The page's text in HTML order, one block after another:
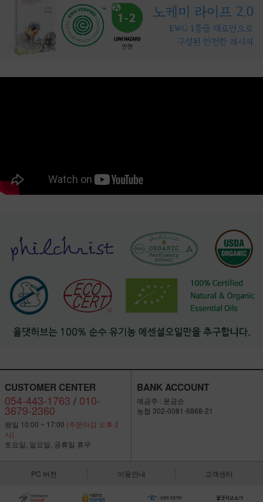
CUSTOMER CENTER
054-443-1763 / 010-
3679-2360
평일 10:00 ~ 17:00 (주문마감 오후 2
시)
토요일, 일요일, 공휴일 휴무
BANK ACCOUNT
예금주 : 윤금순
농협 302-0081-6868-21
PC 버전 이용안내 고객센터